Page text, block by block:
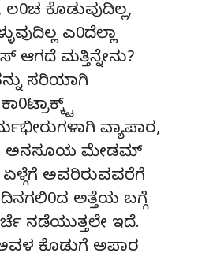
ಲ0ಚ ಕೊಡುವುದಿಲ್ಲ,
ಎ0ದೆಲ್ಲಾ
ಆಗದೆ ಮತ್ತಿನ್ನೇನು?
ಸರಿಯಾಗಿ
ವ್ಯಾಪಾರ,
ಅನಸೂಯ ಮೇಡಮ್
ಅವರಿರುವವರೆಗೆ
ಅತ್ತೆಯ ಬಗ್ಗೆ
ನಡೆಯುತ್ತಲೇ ಇದೆ.
ಕೊಡುಗೆ ಅಪಾರ